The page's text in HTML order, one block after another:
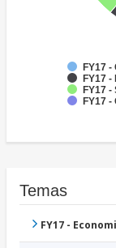
FY17
FY17
FY17
FY17
Temas
FY17 -